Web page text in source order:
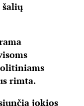
šalių
rimta.
jokios